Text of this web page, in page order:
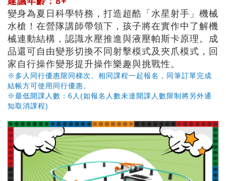
變身為夏日科學特務，打造超酷「水星射手」機械
水槍！在營隊講師帶領下，孩子將在實作中了解機
械連動結構，認識水壓推進與液壓帕斯卡原理。成
品還可自由變形切換不同射擊模式及夾爪模式，回
家自行操作變形提升操作樂趣與挑戰性。
※多人同行優惠限同梯次、相同課程一起報名，同筆訂單完成
結帳方可使用同行優惠。
※最低開課人數：6人(如報名人數未達開課人數限制將另外通
知取消課程)